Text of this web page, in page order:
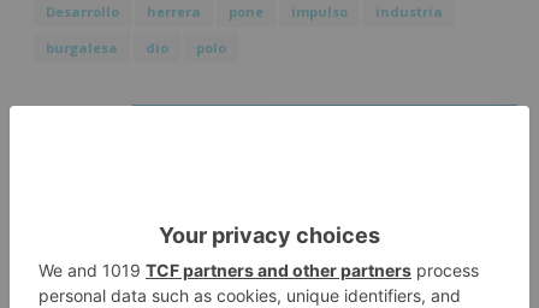
Desarrollo herrera pone impulso
industria
burgalesa
dio polo
atentado contra los agentes